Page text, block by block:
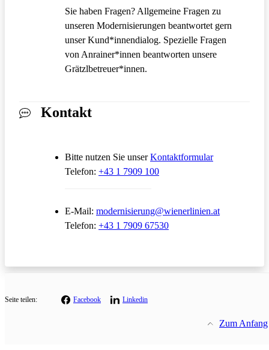
Sie haben Fragen? Allgemeine Fragen zu
unseren Modernisierungen beantwortet gern
unser Kund*innendialog. Spezielle Fragen
von Anrainer*innen beantworten unsere
Grätzlbetreuer*innen.
Kontakt
Bitte nutzen Sie unserKontaktformularÖffnet in
Telefon: +43 1 7909 100
E-Mail: modernisierung@wienerlinien.atÖffnet in
Telefon: +43 1 7909 67530
Seite teilen: Facebook Linkedin
Zum Anfang